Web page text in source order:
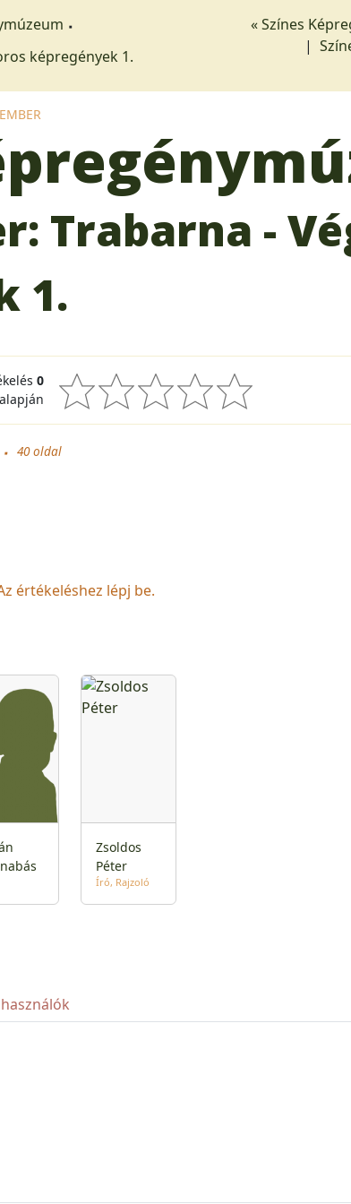
képregények 1.
« Színes
|
Trabarna -
1.
0
40oldal
értékeléshez lépj be.
Zsoldos
Péter
Író Rajzoló